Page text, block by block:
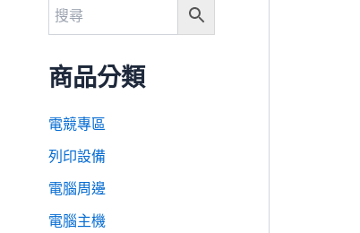
商品分類
電競專區
列印設備
電腦周邊
電腦主機